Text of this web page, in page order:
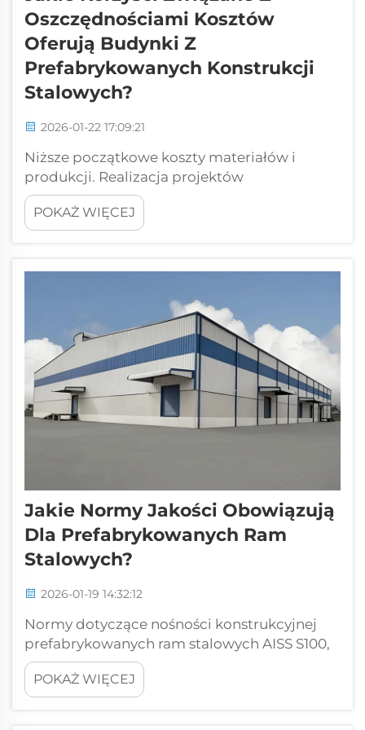
Oszczędnościami Kosztów
Oferują Budynki Z
Prefabrykowanych Konstrukcji
Stalowych?
2026-01-22 17:09:21
Niższe początkowe koszty materiałów i
produkcji. Realizacja projektów
budowlanych z wykorzystaniem
prefabrykowanych konstrukcji stalowych
pozwala na oszczędności w początkowej
zaletom wynikającym z nauki o materiałach.
wyjątkową wytrzymałością przy stosunkowo
niewielkiej masie, dlatego potrzebujemy...
POKAŻ WIĘCEJ
Jakie Normy Jakości Obowiązują
Dla Prefabrykowanych Ram
Stalowych?
2026-01-19 14:32:12
Normy dotyczące nośności konstrukcyjnej
prefabrykowanych ram stalowych AISS S100,
S240 i S250: projektowanie, nośność oraz
zgodność na poziomie systemu.
Bezpieczeństwo prefabrykowanych ram
POKAŻ WIĘCEJ